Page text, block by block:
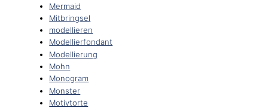
Mermaid
Mitbringsel
modellieren
Modellierfondant
Modellierung
Mohn
Monogram
Monster
Motivtorte